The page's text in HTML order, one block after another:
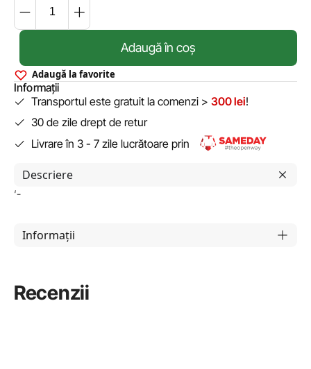
Adaugă în coș
Adaugă la favorite
Informații
Transportul este gratuit la comenzi > 300 lei!
30 de zile drept de retur
Livrare în 3 - 7 zile lucrătoare prin
Descriere
‘-
Informații
Recenzii